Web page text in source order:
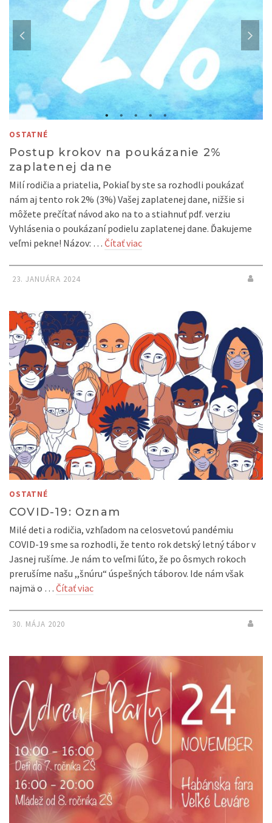
OSTATNÉ
Postup krokov na poukázanie 2%
zaplatenej dane
Milí rodičia a priatelia, Pokiaľ by ste sa rozhodli poukázať
nám aj tento rok 2% (3%) Vašej zaplatenej dane, nižšie si
môžete prečítať návod ako na to a stiahnuť pdf. verziu
Vyhlásenia o poukázaní podielu zaplatenej dane. Ďakujeme
veľmi pekne! Názov: … Čítať viac
23. JANUÁRA 2024
OSTATNÉ
COVID-19: Oznam
Milé deti a rodičia, vzhľadom na celosvetovú pandémiu
COVID-19 sme sa rozhodli, že tento rok detský letný tábor v
Jasnej rušíme. Je nám to veľmi ľúto, že po ôsmych rokoch
prerušíme našu ,,šnúru“ úspešných táborov. Ide nám však
najmä o … Čítať viac
30. MÁJA 2020